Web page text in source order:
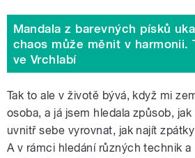
Mandala z barevných písků
chaos může měnit v harmonii.
ve Vrchlabí
Tak to ale v životě bývá, když mi
osoba, a já jsem hledala způsob,
uvnitř sebe vyrovnat, jak najít
A v rámci hledání různých technik